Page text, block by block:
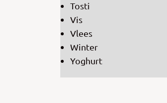
Tosti
Vis
Vlees
Winter
Yoghurt